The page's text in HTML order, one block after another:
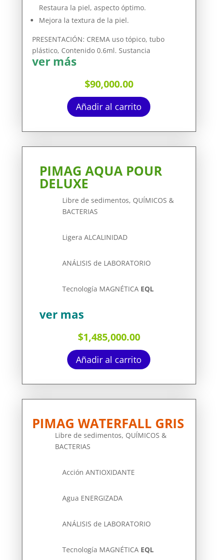
Restaura la piel, aspecto óptimo.
Mejora la textura de la piel.
PRESENTACIÓN: CREMA uso tópico, tubo
plástico, Contenido 0.6ml. Sustancia
ver más
$90,000.00
Añadir al carrito
PIMAG AQUA POUR
DELUXE
Libre de sedimentos, QUÍMICOS &
BACTERIAS
Ligera ALCALINIDAD
ANÁLISIS de LABORATORIO
Tecnología MAGNÉTICA EQL
ver mas
$1,485,000.00
Añadir al carrito
PIMAG WATERFALL GRIS
Libre de sedimentos, QUÍMICOS &
BACTERIAS
Acción ANTIOXIDANTE
Agua ENERGIZADA
ANÁLISIS de LABORATORIO
Tecnología MAGNÉTICA EQL